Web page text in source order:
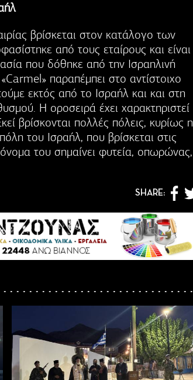
βρίσκεται στον κατάλογο των
από τους εταίρους και είναι
που δόθηκε από την Ισραηλινή
παραπέμπει στο αντίστοιχο
εκτός από το Ισραήλ και και στη
Η οροσειρά έχει χαρακτηριστεί
βρίσκονται πολλές πόλεις, κυρίως η
του Ισραήλ, που βρίσκεται στις
του σημαίνει φυτεία, οπωρώνας,
SHARE: